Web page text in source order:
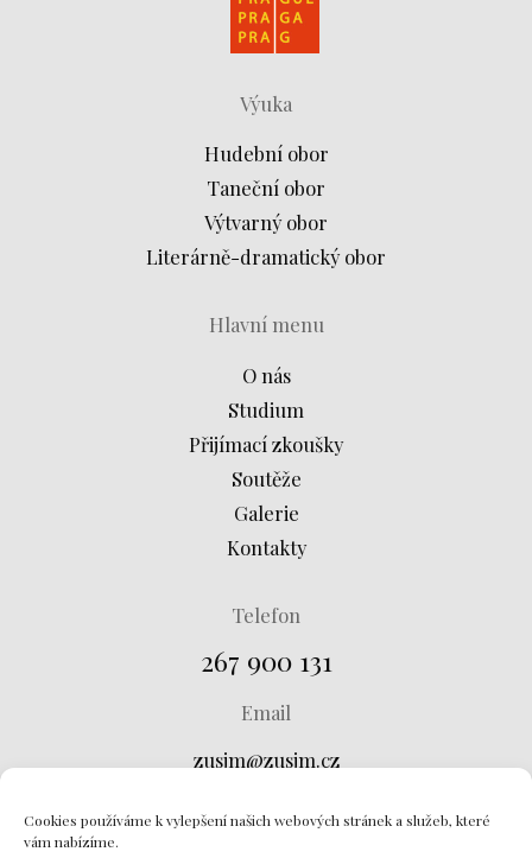
Cookies používáme k vylepšení našich webových stránek a služeb, které
vám nabízíme.
Výuka
Hudební obor
Taneční obor
Výtvarný obor
Literárně-dramatický obor
Hlavní menu
O nás
Studium
Přijímací zkoušky
Soutěže
Galerie
Kontakty
Telefon
267 900 131
Email
zusjm@zusjm.cz
Adresa